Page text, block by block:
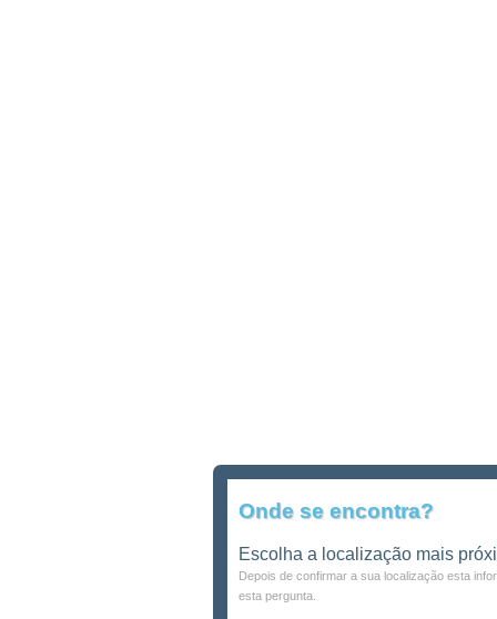
Onde se encontra?
Escolha a localização mais
Depois de confirmar a sua localização esta
esta pergunta.